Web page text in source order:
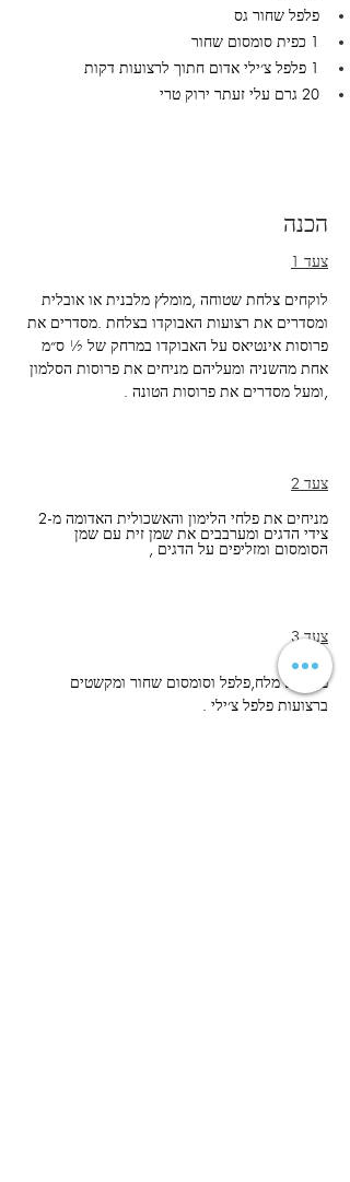
פלפל שחור גס
1 כפית סומסום שחור
1 פלפל צ׳ילי אדום חתוך לרצועות דקות
20 גרם עלי זעתר ירוק טרי
הכנה
צעד 1
לוקחים צלחת שטוחה ,מומלץ מלבנית או אובלית
ומסדרים את רצועות האבוקדו בצלחת .מסדרים את
פרוסות אינטיאס על האבוקדו במרחק של ½ ס״מ
אחת מהשניה ומעליהם מניחים את פרוסות הסלמון
,ומעל מסדרים את פרוסות הטונה .
צעד 2
צידי הדגים ומערבבים את שמן זית עם שמן
הסומסום ומזליפים על הדגים ,
צעד 3
מוספים מלח,פלפל וסומסום שחור ומקשטים
ברצועות פלפל צ׳ילי .